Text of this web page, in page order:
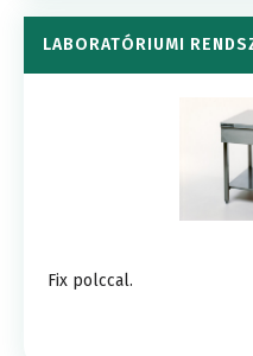
LABORATÓRIUMI
Fix polccal.